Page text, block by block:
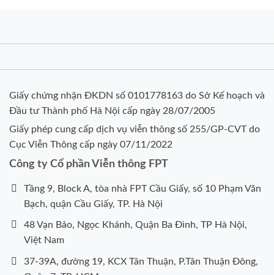
Giấy chứng nhận ĐKDN số 0101778163 do Sở Kế hoạch và
Đầu tư Thành phố Hà Nội cấp ngày 28/07/2005
Giấy phép cung cấp dịch vụ viễn thông số 255/GP-CVT do
Cục Viễn Thông cấp ngày 07/11/2022
Công ty Cổ phần Viễn thông FPT
Tầng 9, Block A, tòa nhà FPT Cầu Giấy, số 10 Phạm Văn
Bạch, quận Cầu Giấy, TP. Hà Nội
48 Vạn Bảo, Ngọc Khánh, Quận Ba Đình, TP Hà Nội,
Việt Nam
37-39A, đường 19, KCX Tân Thuận, P.Tân Thuận Đông,